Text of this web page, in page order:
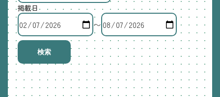
掲載日
〜
検索